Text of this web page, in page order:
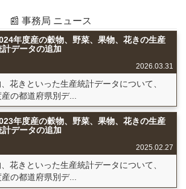
📰 事務局 ニュース
年度産の穀物、野菜、果物、花きの生産
計データの追加
2026.03.31
花きといった生産統計データについて、
の都道府県別デ...
年度産の穀物、野菜、果物、花きの生産
計データの追加
2025.02.27
花きといった生産統計データについて、
の都道府県別デ...